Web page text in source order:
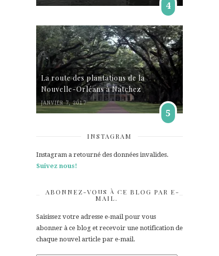
4
La route des plantations de la
Nouvelle-Orléans à Natchez
JANVIER 7, 2017
5
INSTAGRAM
Instagram a retourné des données invalides.
Suivez nous!
ABONNEZ-VOUS À CE BLOG PAR E-
MAIL.
Saisissez votre adresse e-mail pour vous
abonner à ce blog et recevoir une notification de
chaque nouvel article par e-mail.